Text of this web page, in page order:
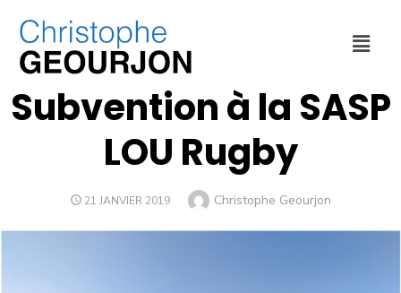
CULTURE ET SPORT ,FINANCES
Subvention à la SASP
LOU Rugby
21 JANVIER 2019 Christophe Geourjon